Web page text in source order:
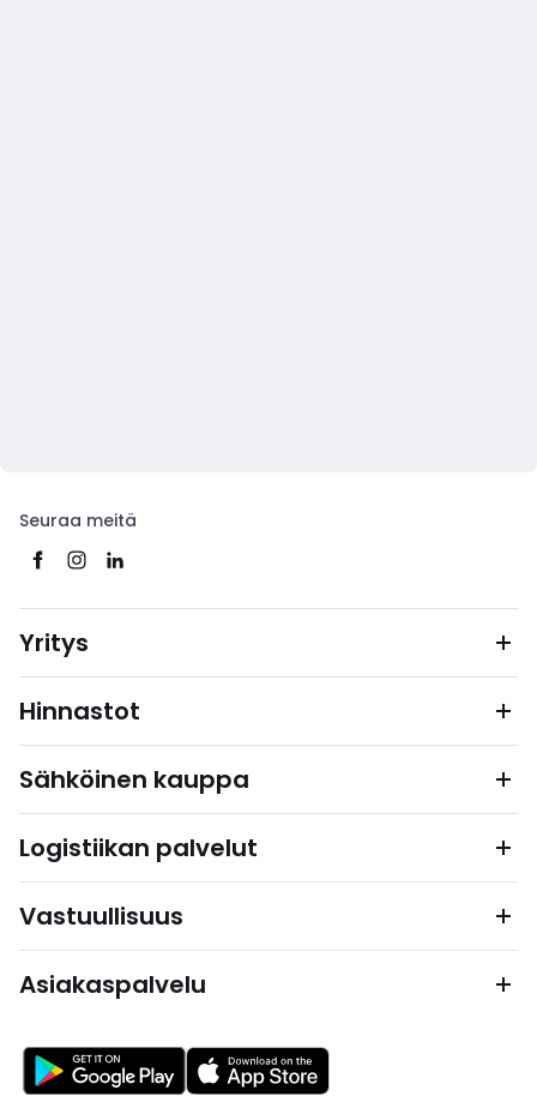
Seuraa meitä
Yritys
Hinnastot
Sähköinen kauppa
Logistiikan palvelut
Vastuullisuus
Asiakaspalvelu